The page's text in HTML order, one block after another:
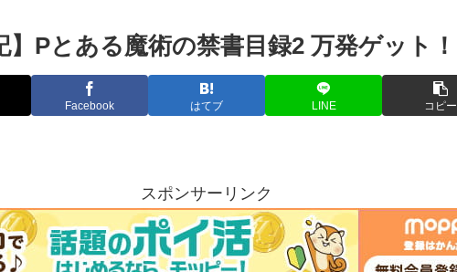
】Pとある魔術の禁書目録2 万発ゲット！
Facebook はてブ LINE コピー
スポンサーリンク